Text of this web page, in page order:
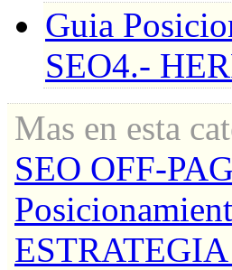
Guia
SEO4.-
Mas en esta
SEO OFF-